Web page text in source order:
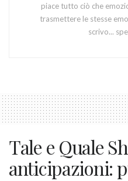
piace tutto ciò che
trasmettere le stesse
scrivo...
Tale e Quale
anticipazioni: